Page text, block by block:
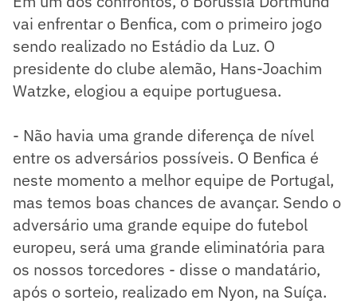
vai enfrentar o Benfica, com o primeiro jogo
sendo realizado no Estádio da Luz. O
presidente do clube alemão, Hans-Joachim
Watzke, elogiou a equipe portuguesa.
- Não havia uma grande diferença de nível
entre os adversários possíveis. O Benfica é
neste momento a melhor equipe de Portugal,
mas temos boas chances de avançar. Sendo o
adversário uma grande equipe do futebol
europeu, será uma grande eliminatória para
os nossos torcedores - disse o mandatário,
após o sorteio, realizado em Nyon, na Suíça.